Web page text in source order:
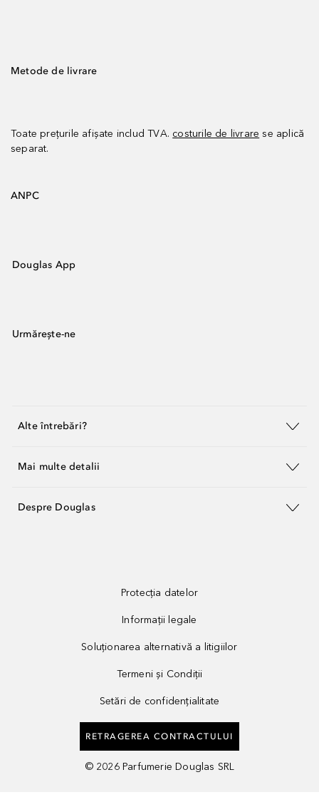
Metode de livrare
Toate prețurile afișate includ TVA. costurile de livrare se aplică
separat.
ANPC
Douglas App
Urmărește-ne
Alte întrebări?
Mai multe detalii
Despre Douglas
Protecția datelor
Informații legale
Soluționarea alternativă a litigiilor
Termeni și Condiții
Setări de confidențialitate
RETRAGEREA CONTRACTULUI
© 2026 Parfumerie Douglas SRL